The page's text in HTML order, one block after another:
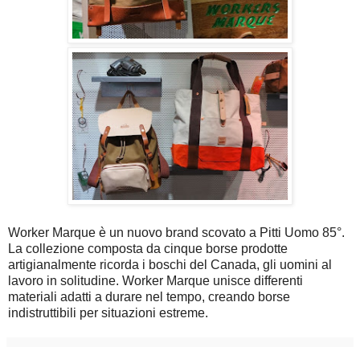
Worker Marque è un nuovo brand scovato a Pitti Uomo 85°.
La collezione composta da cinque borse prodotte
artigianalmente ricorda i boschi del Canada, gli uomini al
lavoro in solitudine. Worker Marque unisce differenti
materiali adatti a durare nel tempo, creando borse
indistruttibili per situazioni estreme.